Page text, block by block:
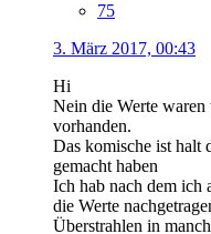
75
3. März 2017, 00:43
Hi
Nein die Werte waren
vorhanden.
Das komische ist
gemacht haben
Ich hab nach dem
die Werte
Überstrahlen in